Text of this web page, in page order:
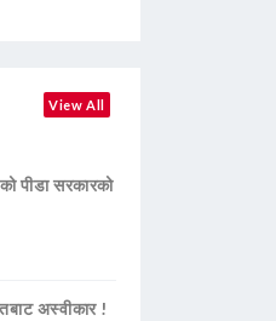
View All
पीडा सरकारको
अस्वीकार !